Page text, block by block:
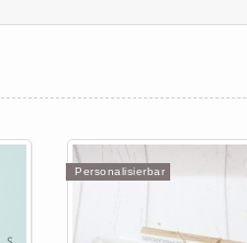
Personalisierbar